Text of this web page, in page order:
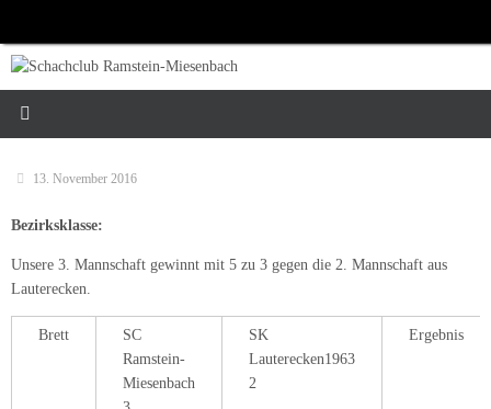
springen
13. November 2016
Bezirksklasse:
Unsere 3. Mannschaft gewinnt mit 5 zu 3 gegen die 2. Mannschaft aus
Lauterecken.
Brett
SC
Ramstein-
Miesenbach
SK
Lauterecken1963
2
Ergebnis